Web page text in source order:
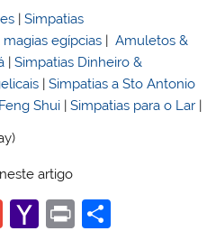
|Simpatias
magias egípcias |Amuletos &
|Simpatias Dinheiro &
|Simpatias a Sto Antonio
Feng Shui |Simpatias para o Lar |
artigo
G
Y
Pr